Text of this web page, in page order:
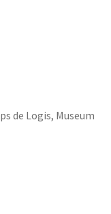
de Logis, Museum